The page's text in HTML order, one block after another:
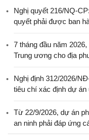
Nghị quyết 216/NQ-
quyết phải được ban
7 tháng đầu năm
Trung ương cho địa
Nghị định 312/2026/
tiêu chí xác định dự
Từ 22/9/2026, dự án
an ninh phải đáp ứng